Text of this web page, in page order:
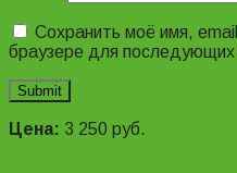
Сохранить моё имя,
браузере для
Цена: 3 250 руб.